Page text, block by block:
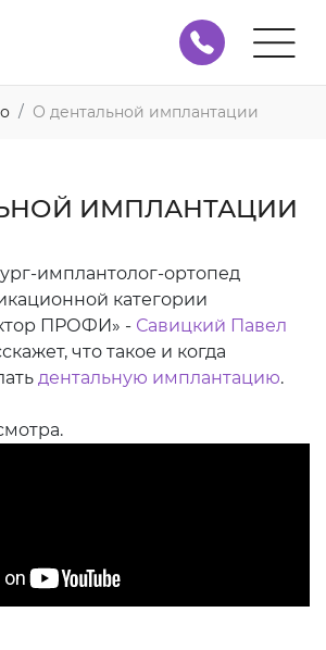
О дентальной имплантации
ИМПЛАНТАЦИИ
имплантолог-ортопед
категории
ПРОФИ» - Савицкий Павел
что такое и когда
дентальную имплантацию.